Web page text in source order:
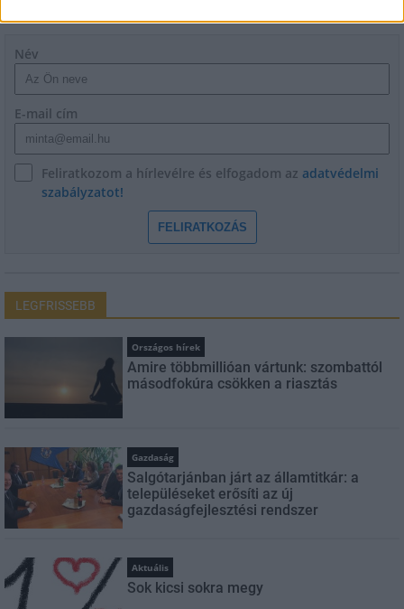
Név
E-mail cím
Feliratkozom a hírlevélre és elfogadom az adatvédelmi
szabályzatot!
FELIRATKOZÁS
LEGFRISSEBB
Országos hírek
Amire többmillióan vártunk: szombattól
másodfokúra csökken a riasztás
Gazdaság
Salgótarjánban járt az államtitkár: a
településeket erősíti az új
gazdaságfejlesztési rendszer
Aktuális
Sok kicsi sokra megy